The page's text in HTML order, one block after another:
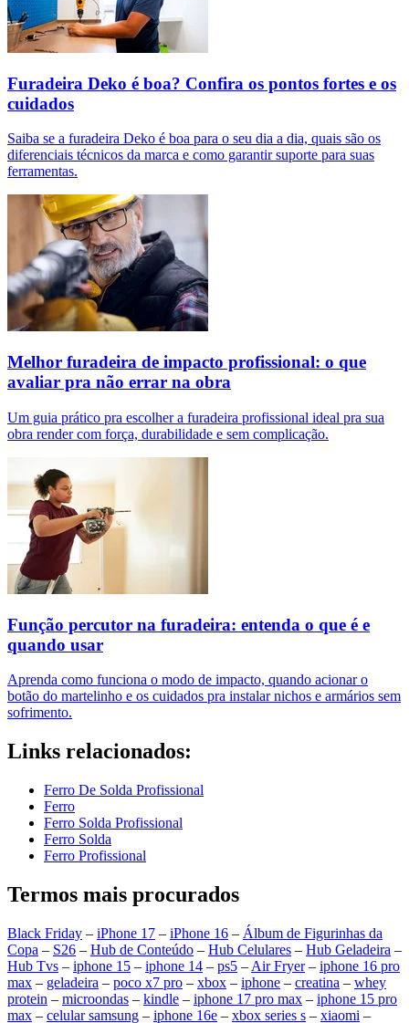
Furadeira Deko é boa? Confira os pontos fortes e os
cuidados
Saiba se a furadeira Deko é boa para o seu dia a dia, quais são os
diferenciais técnicos da marca e como garantir suporte para suas
ferramentas.
Melhor furadeira de impacto profissional: o que
avaliar pra não errar na obra
Um guia prático pra escolher a furadeira profissional ideal pra sua
obra render com força, durabilidade e sem complicação.
Função percutor na furadeira: entenda o que é e
quando usar
Aprenda como funciona o modo de impacto, quando acionar o
botão do martelinho e os cuidados pra instalar nichos e armários sem
sofrimento.
Links relacionados:
Ferro De Solda Profissional
Ferro
Ferro Solda Profissional
Ferro Solda
Ferro Profissional
Termos mais procurados
Black Friday – iPhone 17 – iPhone 16 – Álbum de Figurinhas da
Copa – S26 – Hub de Conteúdo – Hub Celulares – Hub Geladeira –
Hub Tvs – iphone 15 – iphone 14 – ps5 – Air Fryer– iphone 16 pro
max – geladeira – poco x7 pro – xbox – iphone – creatina – whey
protein – microondas – kindle – iphone 17 pro max – iphone 15 pro
max – celular samsung – iphone 16e – xbox series s – xiaomi –